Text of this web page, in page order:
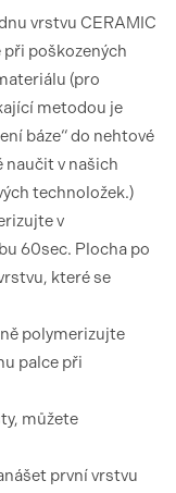
vrstvu CERAMIC
při poškozených
(pro
metodou je
báze“ do nehtové
naučit v našich
technoložek.)
v
60sec. Plocha po
které se
polymerizujte
palce při
můžete
první vrstvu